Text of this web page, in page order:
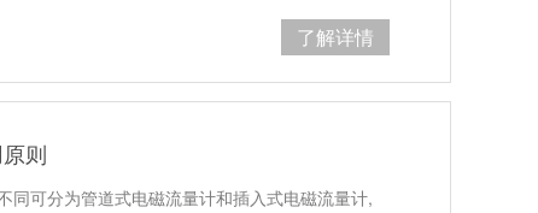
了解详情
则
同可分为管道式电磁流量计和插入式电磁流量计,